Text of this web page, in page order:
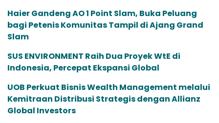
Haier Gandeng AO 1 Point Slam, Buka Peluang
bagi Petenis Komunitas Tampil di Ajang Grand
Slam
SUS ENVIRONMENT Raih Dua Proyek WtE di
Indonesia, Percepat Ekspansi Global
UOB Perkuat Bisnis Wealth Management melalui
Kemitraan Distribusi Strategis dengan Allianz
Global Investors